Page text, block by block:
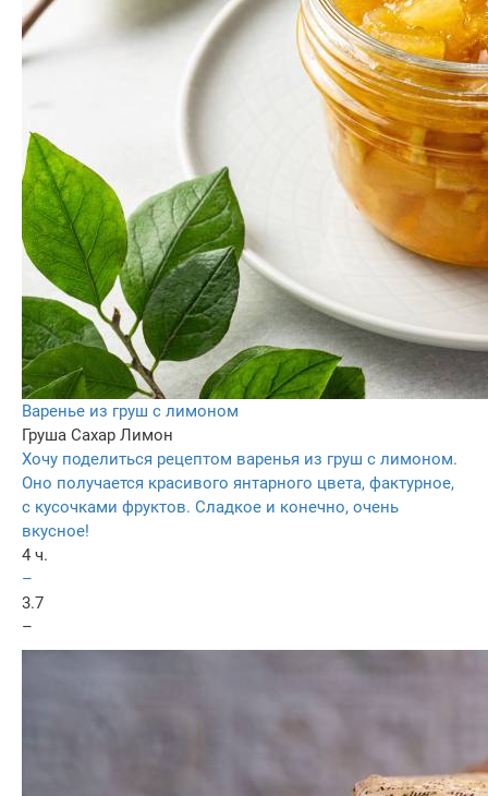
Варенье из груш с лимоном
Груша Сахар Лимон
Хочу поделиться рецептом варенья из груш с лимоном.
Оно получается красивого янтарного цвета, фактурное,
с кусочками фруктов. Сладкое и конечно, очень
вкусное!
4 ч.
–
3.7
–